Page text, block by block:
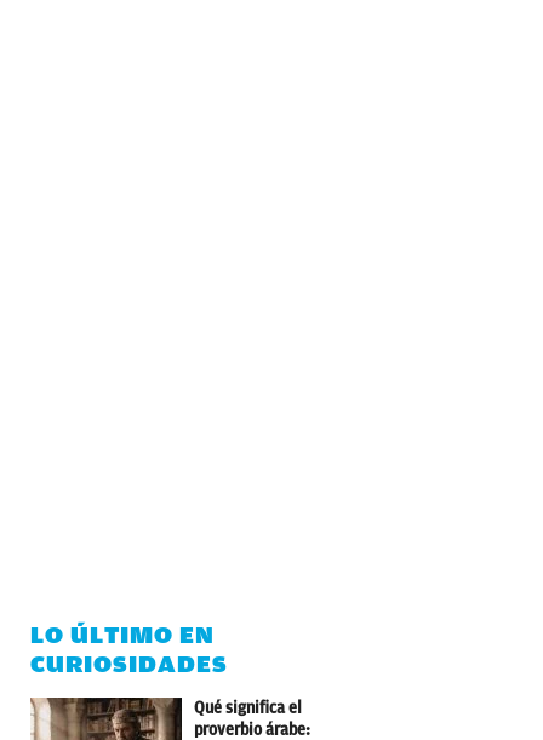
LO ÚLTIMO EN
CURIOSIDADES
Qué significa el
proverbio árabe: